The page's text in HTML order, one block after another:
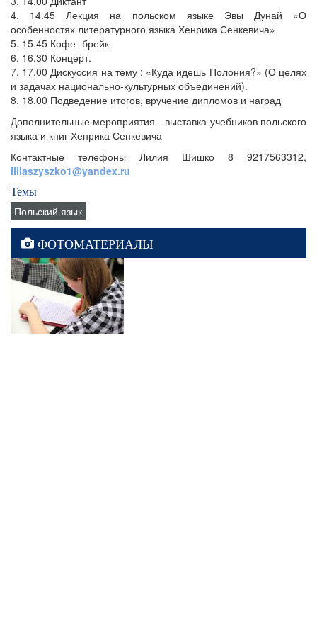
4. 14.45 Лекция на польском языке Эвы Дунай «О
особенностях литературного языка Хенрика Сенкевича»
5. 15.45 Кофе- брейк
6. 16.30 Концерт.
7. 17.00 Дискуссия на тему : «Куда идешь Полония?» (О целях
и задачах национально-культурных объединений).
8. 18.00 Подведение итогов, вручение дипломов и наград
Дополнительные мероприятия - выставка учебников польского
языка и книг Хенрика Сенкевича
Контактные телефоны Лилия Шишко 8 9217563312,
liliaszyszko1@yandex.ru
Темы
Польский язык
ФОТОМАТЕРИАЛЫ